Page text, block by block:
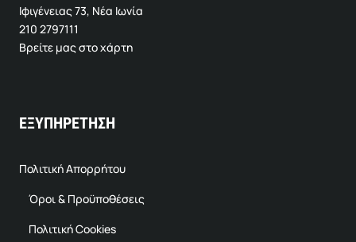
Ιφιγένειας 73, Νέα Ιωνία
210 2797111
Βρείτε μας στο χάρτη
ΕΞΥΠΗΡΕΤΗΣΗ
Πολιτική Απορρήτου
Όροι & Προϋποθέσεις
Πολιτική Cookies